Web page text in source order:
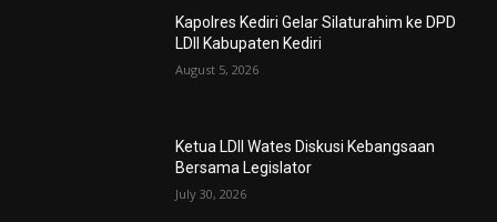
Kapolres Kediri Gelar Silaturahim ke DPD
LDII Kabupaten Kediri
August 5, 2026
Ketua LDII Wates Diskusi Kebangsaan
Bersama Legislator
July 30, 2026